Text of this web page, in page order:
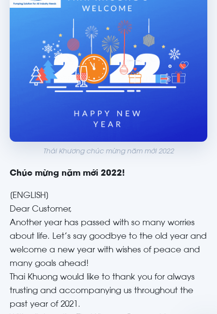
Thái Khương chúc mừng năm mới 2022
Chúc mừng năm mới 2022!
[ENGLISH]
Dear Customer,
Another year has passed with so many worries
about life. Let’s say goodbye to the old year and
welcome a new year with wishes of peace and
many goals ahead!
Thai Khuong would like to thank you for always
trusting and accompanying us throughout the
past year of 2021.